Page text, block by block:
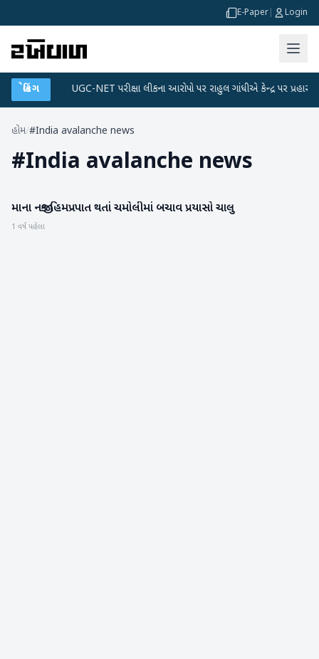
E-Paper Login
બ્રેકિંગ
પ્લાન UGC-NET પરીક્ષા લીકના આરોપો પર રાહુલ ગાંધીએ કેન્દ્ર પર પ્રહાર કર્યા
હોમ/#India avalanche news
#India avalanche news
રાષ્ટ્રીય
માના નજીક હિમપ્રપાત થતાં ચમોલીમાં બચાવ પ્રયાસો ચાલુ
1 વર્ષ પહેલા